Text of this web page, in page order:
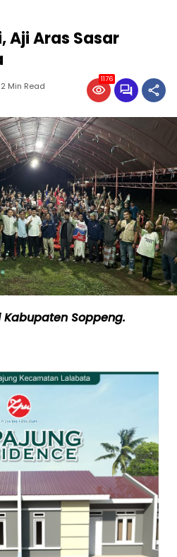
Aji Aras Sasar
2 Min Read
1176
Soppeng.